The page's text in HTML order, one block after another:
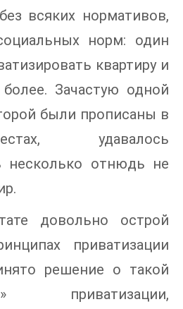
всяких нормативов,
норм: один
квартиру и
Зачастую одной
были прописаны в
удавалось
несколько отнюдь не
довольно острой
приватизации
решение о такой
приватизации,